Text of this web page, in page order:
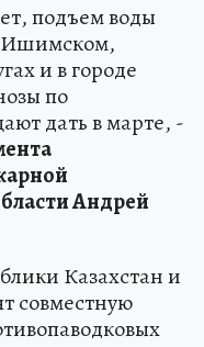
подъем воды
Ишимском,
и в городе
по
дать в марте, -
Андрей
Казахстан и
совместную